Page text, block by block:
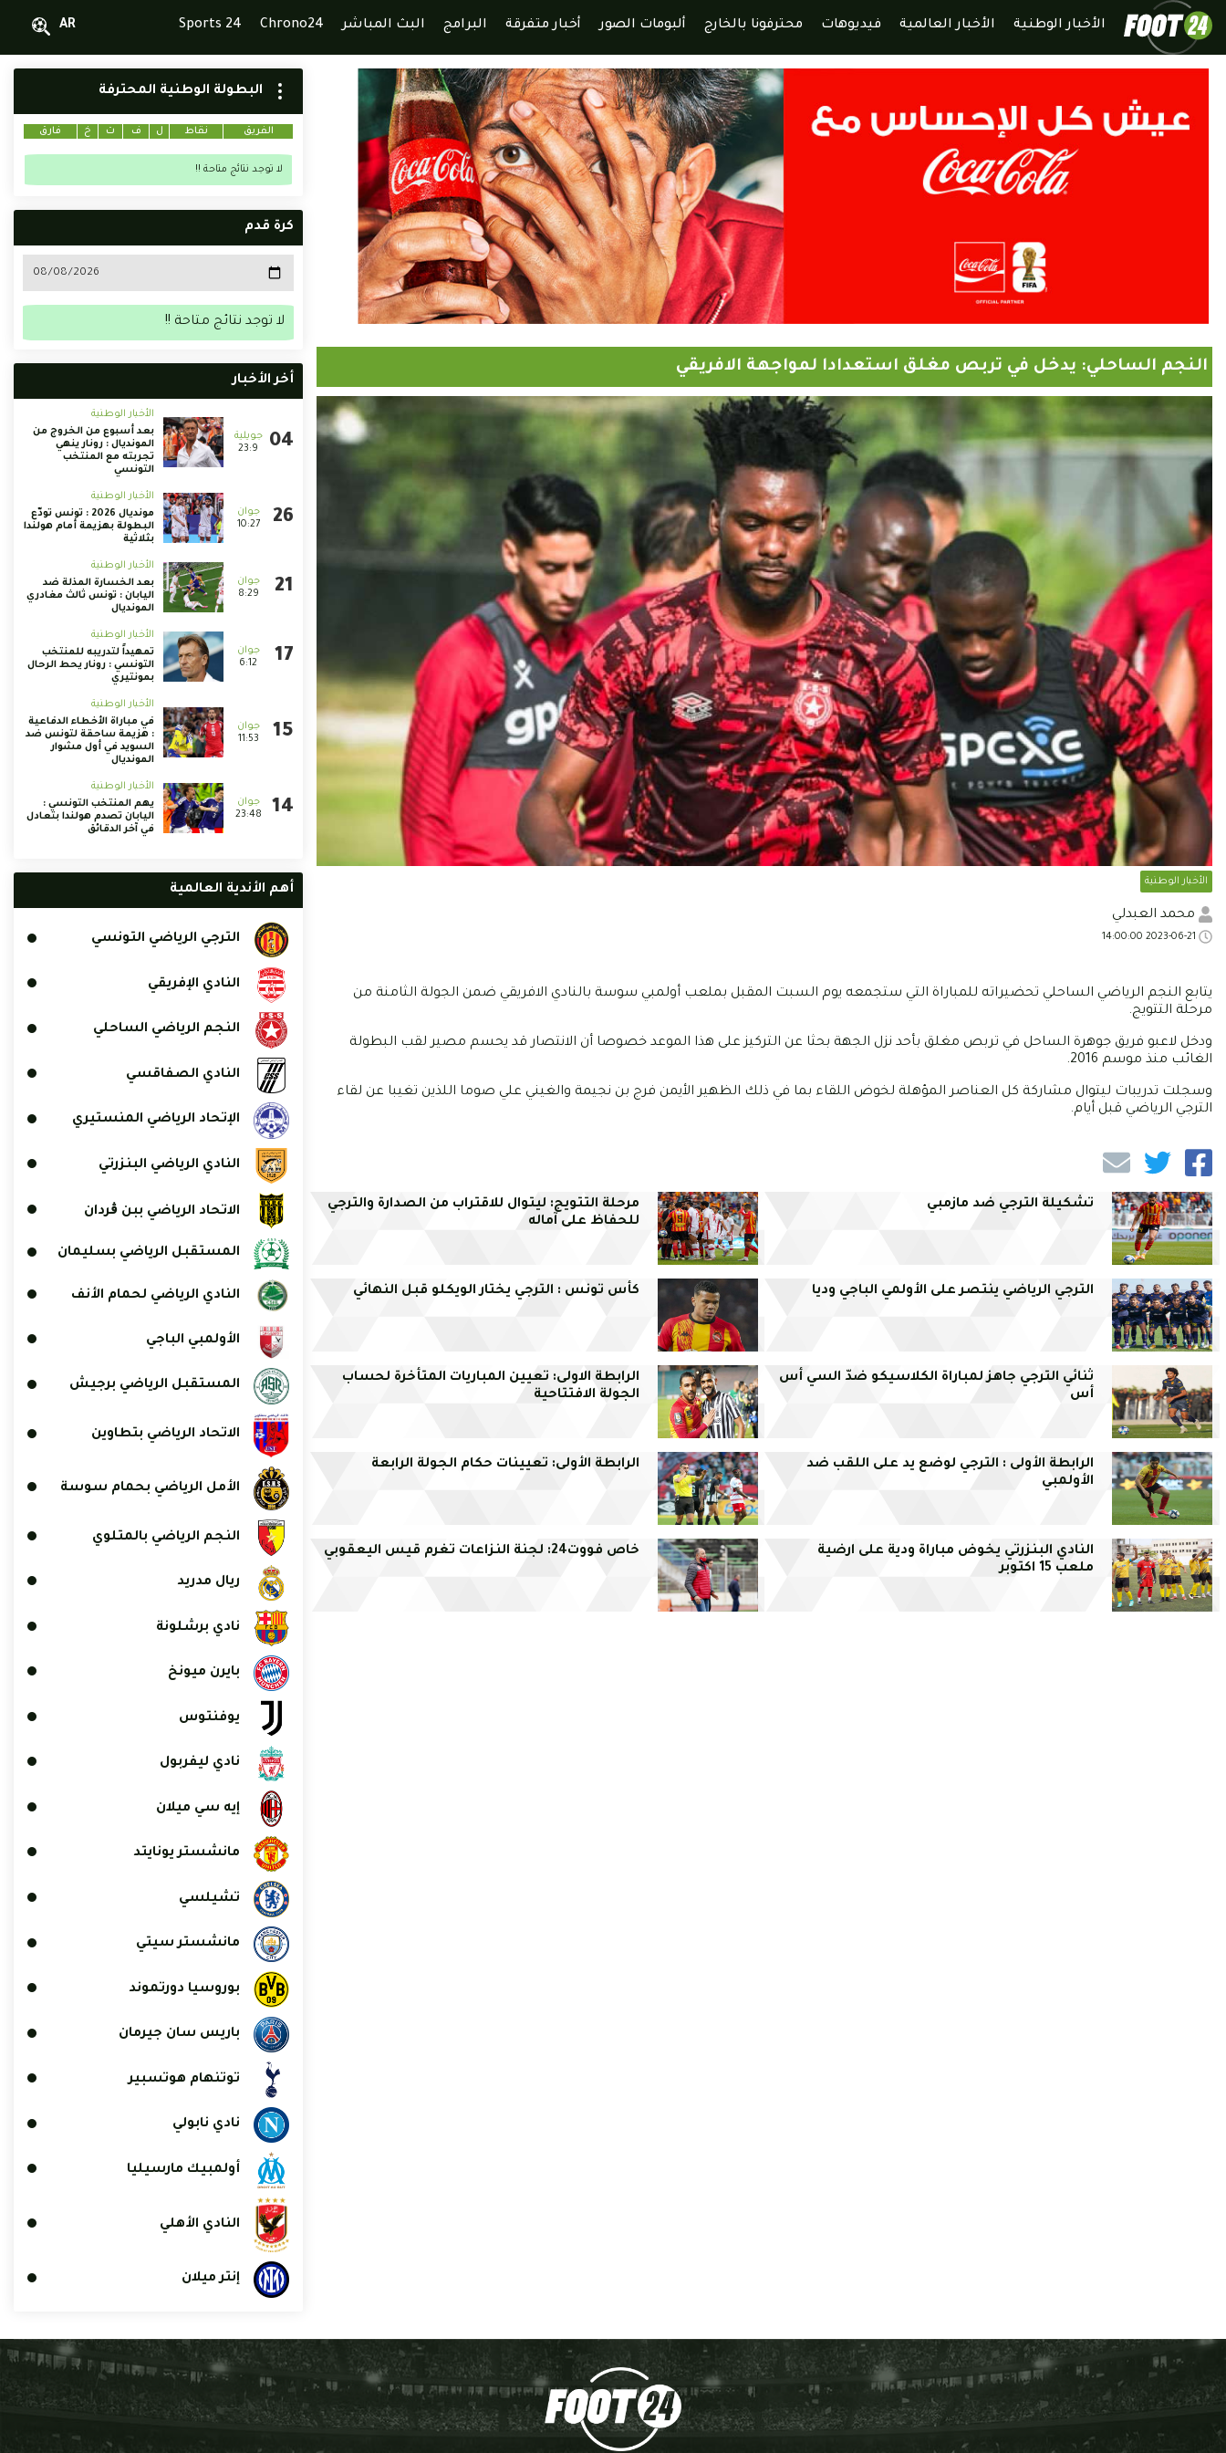
الأخبار الوطنية الأخبار العالمية فيديوهات محترفونا بالخارج ألبومات الصور أخبار متفرقة البرامج البث المباشر Chrono24
Sports 24
AR
النجم الساحلي: يدخل في تربص مغلق استعدادا لمواجهة الافريقي
الأخبار الوطنية
محمد العبدلي
يتابع النجم الرياضي الساحلي تحضيراته للمباراة التي ستجمعه يوم السبت المقبل بملعب أولمبي سوسة بالنادي الافريقي ضمن الجولة الثامنة من
مرحلة التتويج.
ودخل لاعبو فريق جوهرة الساحل في تربص مغلق بأحد نزل الجهة بحثا عن التركيز على هذا الموعد خصوصا أن الانتصار قد يحسم مصير لقب البطولة
الغائب منذ موسم 2016.
وسجلت تدريبات ليتوال مشاركة كل العناصر المؤهلة لخوض اللقاء بما في ذلك الظهير الأيمن فرج بن نجيمة والغيني علي صوما اللذين تغيبا عن لقاء
الترجي الرياضي قبل أيام.
تشكيلة الترجي ضد مازمبي
مرحلة التتويج: ليتوال للاقتراب من الصدارة والترجي
للحفاظ على آماله
الترجي الرياضي ينتصر على الأولمي الباجي وديا كأس تونس : الترجي يختار الويكلو قبل النهائي
ثنائي الترجي جاهز لمباراة الكلاسيكو ضدّ السي أس
أس
الرابطة الاولى: تعيين المباريات المتأخرة لحساب
الجولة الافتتاحية
الرابطة الأولى : الترجي لوضع يد على اللقب ضد
الأولمبي
الرابطة الأولى: تعيينات حكام الجولة الرابعة
النادي البنزرتي يخوض مباراة ودية على ارضية
ملعب 15 اكتوبر
خاص فووت24: لجنة النزاعات تغرم قيس اليعقوبي
البطولة الوطنية المحترفة
الفريق نقاط ل ف ت خ فارق
لا توجد نتائج متاحة !!
كرة قدم
لا توجد نتائج متاحة !!
أخر الأخبار
23:9
الأخبار الوطنية
بعد أسبوع من الخروج من
المونديال : رونار ينهي
تجربته مع المنتخب
التونسي
10:27
الأخبار الوطنية
مونديال 2026 : تونس تودّع
البطولة بهزيمة أمام هولندا
بثلاثية
8:29
الأخبار الوطنية
بعد الخسارة المذلة ضد
اليابان : تونس ثالث مغادري
المونديال
6:12
الأخبار الوطنية
تمهيداً لتدريبه للمنتخب
التونسي : رونار يحط الرحال
بمونتيري
11:53
الأخبار الوطنية
في مباراة الأخطاء الدفاعية
: هزيمة ساحقة لتونس ضد
السويد في أول مشوار
المونديال
23:48
الأخبار الوطنية
يهم المنتخب التونسي :
اليابان تصدم هولندا بتعادل
في آخر الدقائق
أهم الأندية العالمية
الترجي الرياضي التونسي
النادي الإفريقي
النجم الرياضي الساحلي
النادي الصفاقسي
الإتحاد الرياضي المنستيري
النادي الرياضي البنزرتي
الاتحاد الرياضي ببن ڨردان
المستقبل الرياضي بسليمان
النادي الرياضي لحمام الأنف
الأولمبي الباجي
المستقبل الرياضي برجيش
الاتحاد الرياضي بتطاوين
الأمل الرياضي بحمام سوسة
النجم الرياضي بالمتلوي
ريال مدريد
نادي برشلونة
بايرن ميونخ
يوفنتوس
نادي ليفربول
إيه سي ميلان
مانشستر يونايتد
تشيلسي
مانشستر سيتي
بوروسيا دورتموند
باريس سان جيرمان
توتنهام هوتسبير
نادي نابولي
أولمبيك مارسيليا
النادي الأهلي
إنتر ميلان